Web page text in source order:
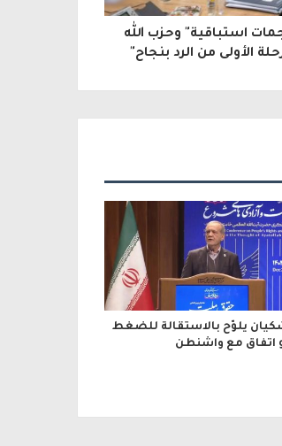
استباقية" وحزب الله
الأولى من الرد بنجاح"
يلوّح بالاستقالة للضغط
اتفاق مع واشنطن